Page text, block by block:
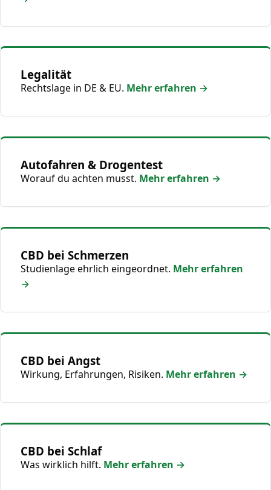
Legalität
Rechtslage in DE & EU. Mehr erfahren →
Autofahren & Drogentest
Worauf du achten musst. Mehr erfahren →
CBD bei Schmerzen
Studienlage ehrlich eingeordnet. Mehr erfahren
→
CBD bei Angst
Wirkung, Erfahrungen, Risiken. Mehr erfahren →
CBD bei Schlaf
Was wirklich hilft. Mehr erfahren →